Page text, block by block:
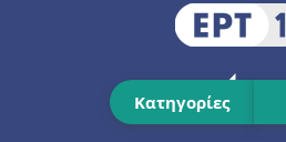
Κατηγορίες